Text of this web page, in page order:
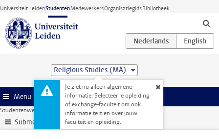
Ga direct naar de inhoud
Universiteit LeidenStudentenMedewerkersOrganisatiegidsBibliotheek
Religious Studies (MA)
Je ziet nu alleen algemene
informatie. Selecteer je opleiding
of exchange-faculteit om ook
informatie te zien over jouw
faculteit en opleiding.
Menu
Studentenwebsite Faciliteiten
Submenu